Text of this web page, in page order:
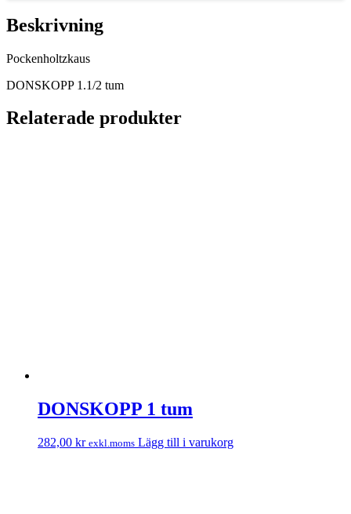
Beskrivning
Pockenholtzkaus
DONSKOPP 1.1/2 tum
Relaterade produkter
DONSKOPP 1 tum
282,00 kr exkl.moms Lägg till i varukorg